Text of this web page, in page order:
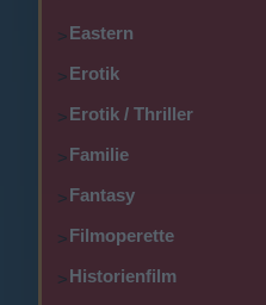
>Eastern
>Erotik
>Erotik / Thriller
>Familie
>Fantasy
>Filmoperette
>Historienfilm